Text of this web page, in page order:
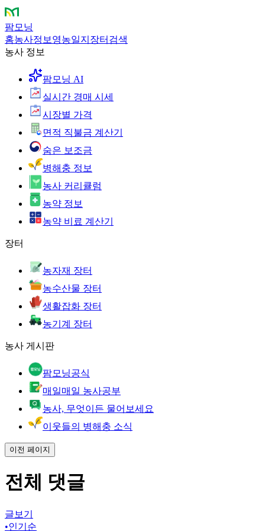
팜모닝
홈농사정보 영농일지 장터 검색
농사 정보
팜모닝 AI
실시간 경매 시세
시장별 가격
면적 직불금 계산기
숨은 보조금
병해충 정보
농사 커리큘럼
농약 정보
농약 비료 계산기
장터
농자재 장터
농수산물 장터
생활잡화 장터
농기계 장터
농사 게시판
팜모닝공식
매일매일 농사공부
농사, 무엇이든 물어보세요
이웃들의 병해충 소식
이전 페이지
전체 댓글
글보기
•인기순